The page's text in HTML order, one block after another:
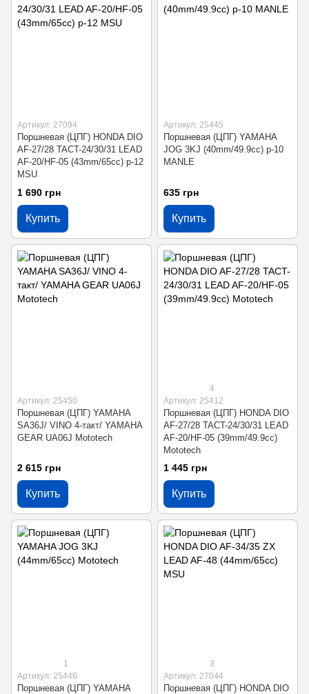
Артикул: 27094
Поршневая (ЦПГ) HONDA DIO
AF-27/28 TACT-24/30/31 LEAD
AF-20/HF-05 (43mm/65cc) p-12
MSU
1 690 грн
Купить
Артикул: 25445
Поршневая (ЦПГ) YAMAHA
JOG 3KJ (40mm/49.9cc) p-10
MANLE
635 грн
Купить
Артикул: 25450
Поршневая (ЦПГ) YAMAHA
SA36J/ VINO 4-такт/ YAMAHA
GEAR UA06J Mototech
2 615 грн
Купить
4
Артикул: 25412
Поршневая (ЦПГ) HONDA DIO
AF-27/28 TACT-24/30/31 LEAD
AF-20/HF-05 (39mm/49.9cc)
Mototech
1 445 грн
Купить
1
Артикул: 25446
Поршневая (ЦПГ) YAMAHA
3
Артикул: 27044
Поршневая (ЦПГ) HONDA DIO